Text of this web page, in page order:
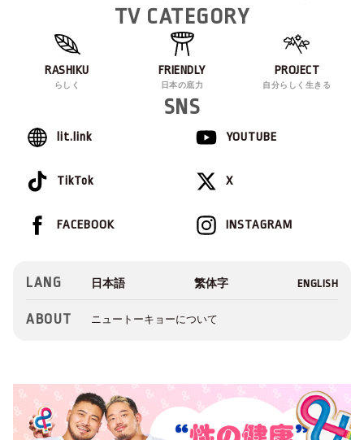
TV CATEGORY
RASHIKU
らしく
FRIENDLY
日本の底力
PROJECT
自分らしく生きる
SNS
lit.link YOUTUBE
TikTok X
INSTAGRAM
FACEBOOK
LANG
ABOUT ニュートーキョーについて